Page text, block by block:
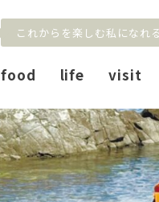
これからを楽しむ私になれ
food life visit